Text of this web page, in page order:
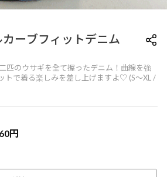
ーブフィットデニム
匹のウサギを全て握ったデニム！曲線を強
トで着る楽しみを差し上げますよ♡ (S～XL /
円